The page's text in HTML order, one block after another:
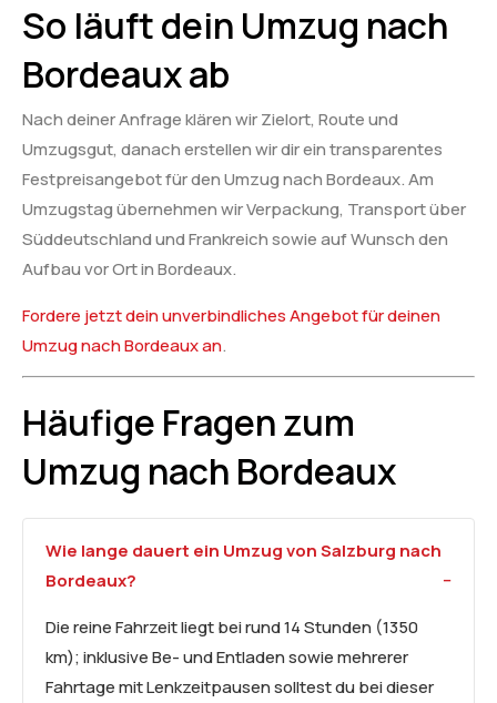
So läuft dein Umzug nach
Bordeaux ab
Nach deiner Anfrage klären wir Zielort, Route und
Umzugsgut, danach erstellen wir dir ein transparentes
Festpreisangebot für den Umzug nach Bordeaux. Am
Umzugstag übernehmen wir Verpackung, Transport über
Süddeutschland und Frankreich sowie auf Wunsch den
Aufbau vor Ort in Bordeaux.
Fordere jetzt dein unverbindliches Angebot für deinen
Umzug nach Bordeaux an.
Häufige Fragen zum
Umzug nach Bordeaux
Wie lange dauert ein Umzug von Salzburg nach
Bordeaux?
Die reine Fahrzeit liegt bei rund 14 Stunden (1350
km); inklusive Be- und Entladen sowie mehrerer
Fahrtage mit Lenkzeitpausen solltest du bei dieser